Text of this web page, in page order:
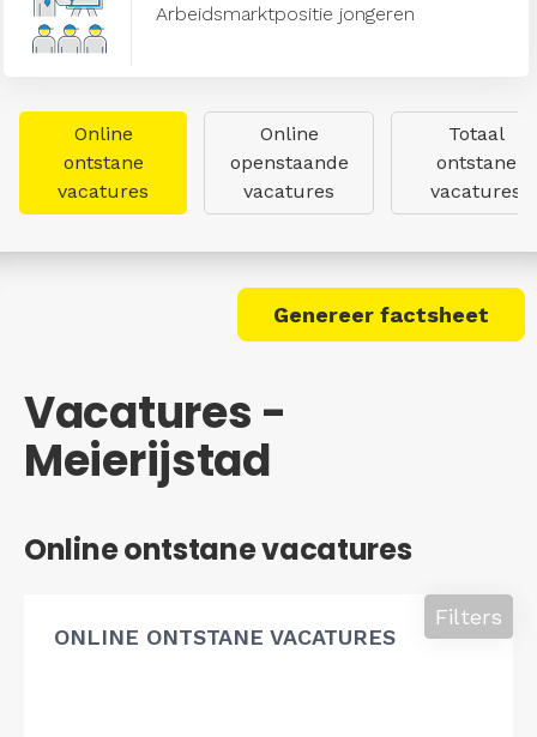
Arbeidsmarktpositie jongeren
Online
ontstane
vacatures
Online
openstaande
vacatures
Totaal
ontstane
vacatures
Genereer factsheet
Vacatures -
Meierijstad
Online ontstane vacatures
ONLINE ONTSTANE VACATURES
Filters